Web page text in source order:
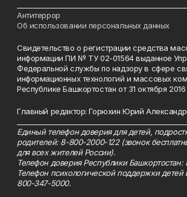
Антитеррор
Об использовании персональных данных
Свидетельство о регистрации средства
информации ПИ № ТУ 02-01564 выданное
Федеральной службы по надзору в сфере
информационных технологий и массовых
Республике Башкортостан от 31 октября 2016
Главный редактор: Горюхин Юрий
Единый телефон доверия для детей,
родителей: 8-800-2000-122 (звонок
для всех жителей России).
Телефон доверия Республики
Телефон психологической поддержки детей
800-347-5000.